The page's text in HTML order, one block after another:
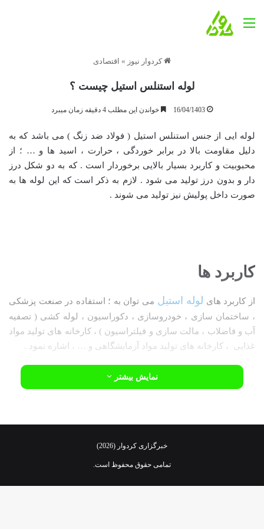
منو
کردوار نیوز » اقتصادی
لوله استنلس استیل چیست ؟
16/04/1403 خواندن این مطلب 4 دقیقه زمان میبرد
لوله ایی از جنس استنلس استیل ( فولاد ضد زنگ ) می باشد که به
دلیل مقاومت بالا در برابر خوردگی ، حرارت ، اسید ها و … ؛ از
محبوبیت و کاربرد بسیار بالایی برخوردار است . که به دو شکل درز
دار و بدون درز تولید می شود . لازم به ذکر است که این لوله ها به
صورت داخل پولیش نیز تولید می شوند .
کاربرد ها
از کاربرد های لوله استیل می توان به ؛ استفاده در صنعت پزشکی
، ساختمان سازی ، خودروسازی ، دکوراسیون ، لوله کشی ( تصفیه
آب و فاضلاب ، مالت سازی و فیلتراسیون ) ، کارخانه های تولید مواد
غذایی ، کارخانه های تولید مواد آزمایشگاهی و … ، اشاره نمود .
نمایش بیشتر
خبرگزاری کردوار (2026)
تمامی حقوق محفوظ است.